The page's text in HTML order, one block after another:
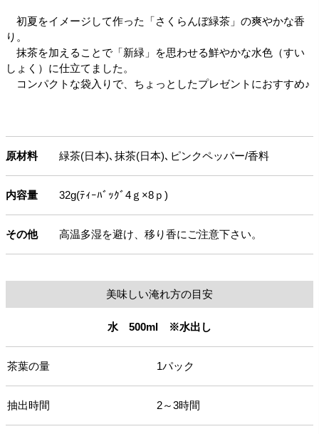
初夏をイメージして作った「さくらんぼ緑茶」の爽やかな香
り。
抹茶を加えることで「新緑」を思わせる鮮やかな水色（すい
しょく）に仕立てました。
コンパクトな袋入りで、ちょっとしたプレゼントにおすすめ♪
原材料 緑茶(日本)､抹茶(日本)､ピンクペッパー/香料
内容量 32g(ﾃｨｰﾊﾞｯｸﾞ4ｇ×8ｐ)
その他 高温多湿を避け、移り香にご注意下さい。
美味しい淹れ方の目安
水 500ml ※水出し
茶葉の量 1パック
抽出時間 2～3時間